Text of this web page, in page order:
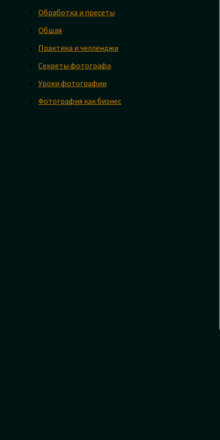
Обработка и пресеты
Общая
Практика и челленджи
Секреты фотографа
Уроки фотографии
Фотография как бизнес